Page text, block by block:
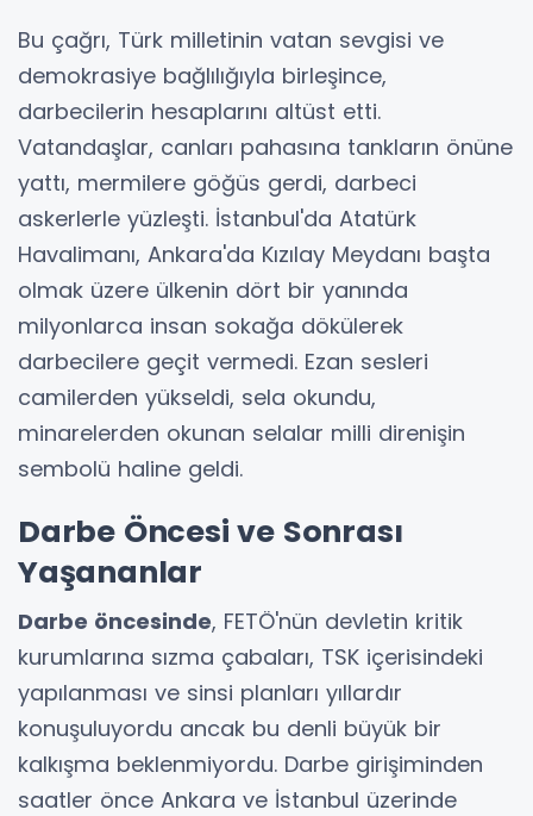
Bu çağrı, Türk milletinin vatan sevgisi ve
demokrasiye bağlılığıyla birleşince,
darbecilerin hesaplarını altüst etti.
Vatandaşlar, canları pahasına tankların önüne
yattı, mermilere göğüs gerdi, darbeci
askerlerle yüzleşti. İstanbul'da Atatürk
Havalimanı, Ankara'da Kızılay Meydanı başta
olmak üzere ülkenin dört bir yanında
milyonlarca insan sokağa dökülerek
darbecilere geçit vermedi. Ezan sesleri
camilerden yükseldi, sela okundu,
minarelerden okunan selalar milli direnişin
sembolü haline geldi.
Darbe Öncesi ve Sonrası
Yaşananlar
Darbe öncesinde, FETÖ'nün devletin kritik
kurumlarına sızma çabaları, TSK içerisindeki
yapılanması ve sinsi planları yıllardır
konuşuluyordu ancak bu denli büyük bir
kalkışma beklenmiyordu. Darbe girişiminden
saatler önce Ankara ve İstanbul üzerinde